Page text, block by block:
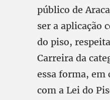
público de
ser a aplicação
do piso,
Carreira da
essa forma, em
com a Lei do